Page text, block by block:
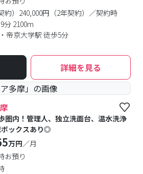
約）240,000円（2年契約）／契約時
分 2100m
帝京大学駅 徒歩5分
詳細を見る
圏内！管理人、独立洗面台、温水洗浄
ックスあり◎
万円／月
お預り